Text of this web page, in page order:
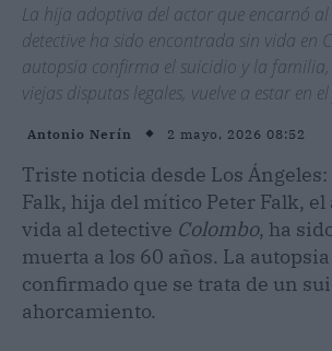
La hija adoptiva del actor que encarnó
detective ha sido encontrada sin vida en
autopsia confirma el suicidio y la
viejas disputas legales, vuelve a estar en
Antonio Nerín 2 mayo, 2026 08:52
Triste noticia desde Los
Falk, hija del mítico Peter Falk, el
vida al detective Colombo, ha
muerta a los 60 años. La
confirmado que se trata de un
ahorcamiento.